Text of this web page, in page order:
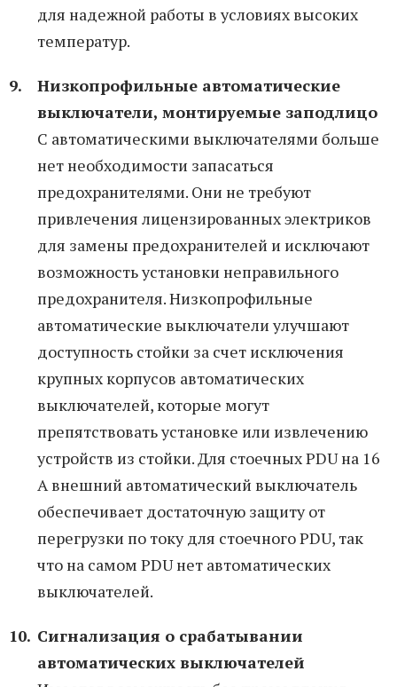
для надежной работы в условиях высоких
температур.
Низкопрофильные автоматические
выключатели, монтируемые заподлицо
С автоматическими выключателями больше
нет необходимости запасаться
предохранителями. Они не требуют
привлечения лицензированных электриков
для замены предохранителей и исключают
возможность установки неправильного
предохранителя. Низкопрофильные
автоматические выключатели улучшают
доступность стойки за счет исключения
крупных корпусов автоматических
выключателей, которые могут
препятствовать установке или извлечению
устройств из стойки. Для стоечных PDU на 16
А внешний автоматический выключатель
обеспечивает достаточную защиту от
перегрузки по току для стоечного PDU, так
что на самом PDU нет автоматических
выключателей.
Сигнализация о срабатывании
автоматических выключателей